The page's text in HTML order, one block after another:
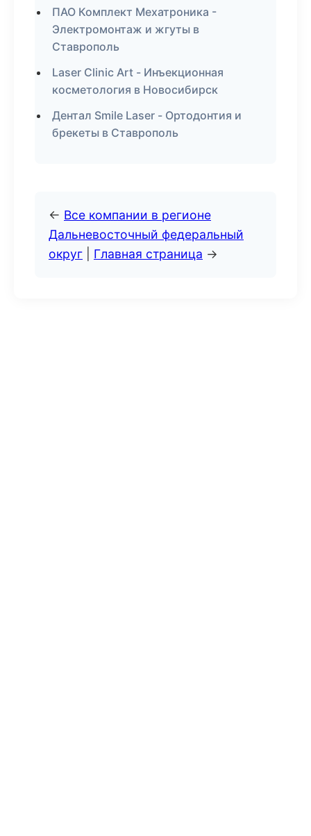
ПАО Комплект Мехатроника -
Электромонтаж и жгуты в
Ставрополь
Laser Clinic Art - Инъекционная
косметология в Новосибирск
Дентал Smile Laser - Ортодонтия и
брекеты в Ставрополь
← Все компании в регионе
Дальневосточный федеральный
округ
Главная страница →